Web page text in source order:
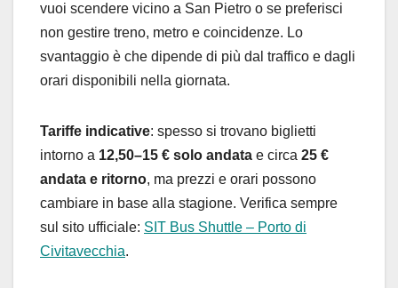
vuoi scendere vicino a San Pietro o se preferisci
non gestire treno, metro e coincidenze. Lo
svantaggio è che dipende di più dal traffico e dagli
orari disponibili nella giornata.
Tariffe indicative: spesso si trovano biglietti
intorno a 12,50–15 € solo andata e circa 25 €
andata e ritorno, ma prezzi e orari possono
cambiare in base alla stagione. Verifica sempre
sul sito ufficiale: SIT Bus Shuttle – Porto di
Civitavecchia.